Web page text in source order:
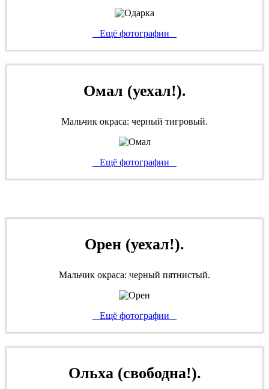
Ещё фотографии
Омал (уехал!).
Мальчик окраса: черный тигровый.
Ещё фотографии
Орен (уехал!).
Мальчик окраса: черный пятнистый.
Ещё фотографии
Ольха (свободна!).